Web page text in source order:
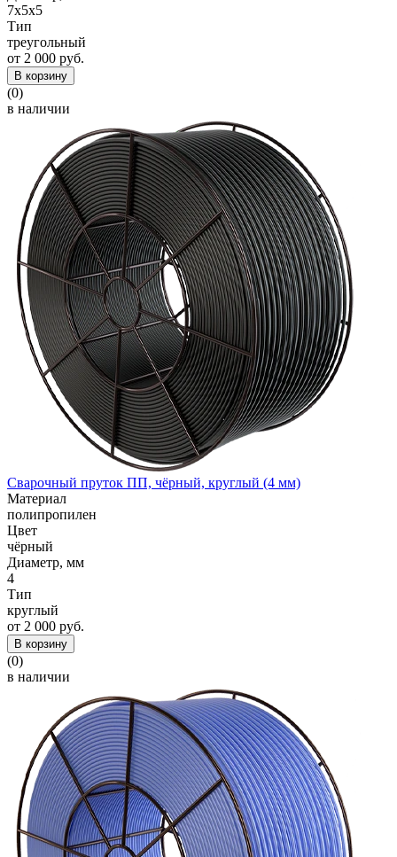
7x5x5
Тип
треугольный
от 2 000 руб.
В корзину
(0)
в наличии
Сварочный пруток ПП, чёрный, круглый (4 мм)
Материал
полипропилен
Цвет
чёрный
Диаметр, мм
4
Тип
круглый
от 2 000 руб.
В корзину
(0)
в наличии